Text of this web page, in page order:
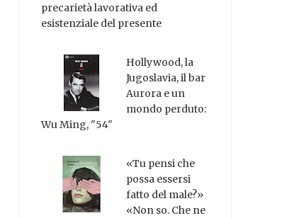
precarietà lavorativa ed
esistenziale del presente
Hollywood, la
Jugoslavia, il bar
Aurora e un
mondo perduto:
Wu Ming, "54"
«Tu pensi che
possa essersi
fatto del male?»
«Non so. Che ne